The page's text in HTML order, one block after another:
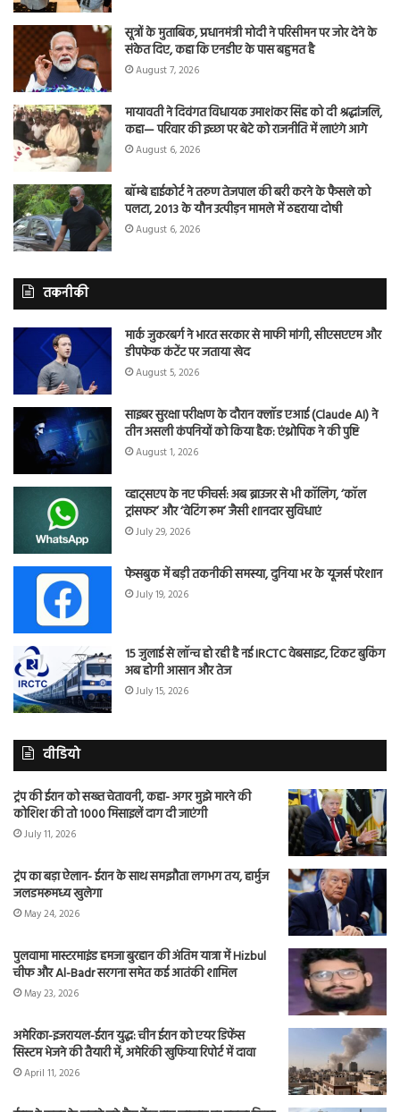
सूत्रों के मुताबिक, प्रधानमंत्री मोदी ने परिसीमन पर जोर देने के
संकेत दिए, कहा कि एनडीए के पास बहुमत है
August 7, 2026
मायावती ने दिवंगत विधायक उमाशंकर सिंह को दी श्रद्धांजलि,
कहा— परिवार की इच्छा पर बेटे को राजनीति में लाएंगे आगे
August 6, 2026
बॉम्बे हाईकोर्ट ने तरुण तेजपाल की बरी करने के फैसले को
पलटा, 2013 के यौन उत्पीड़न मामले में ठहराया दोषी
August 6, 2026
तकनीकी
मार्क जुकरबर्ग ने भारत सरकार से माफी मांगी, सीएसएएम और
डीपफेक कंटेंट पर जताया खेद
August 5, 2026
साइबर सुरक्षा परीक्षण के दौरान क्लॉड एआई (Claude AI) ने
तीन असली कंपनियों को किया हैक: एंथ्रोपिक ने की पुष्टि
August 1, 2026
व्हाट्सएप के नए फीचर्स: अब ब्राउजर से भी कॉलिंग, ‘कॉल
ट्रांसफर’ और ‘वेटिंग रूम’ जैसी शानदार सुविधाएं
July 29, 2026
फेसबुक में बड़ी तकनीकी समस्या, दुनिया भर के यूजर्स परेशान
July 19, 2026
15 जुलाई से लॉन्च हो रही है नई IRCTC वेबसाइट, टिकट बुकिंग
अब होगी आसान और तेज
July 15, 2026
वीडियो
ट्रंप की ईरान को सख्त चेतावनी, कहा- अगर मुझे मारने की
कोशिश की तो 1000 मिसाइलें दाग दी जाएंगी
July 11, 2026
ट्रंप का बड़ा ऐलान- ईरान के साथ समझौता लगभग तय, हार्मुज
जलडमरूमध्य खुलेगा
May 24, 2026
पुलवामा मास्टरमाइंड हमजा बुरहान की अंतिम यात्रा में Hizbul
चीफ और Al-Badr सरगना समेत कई आतंकी शामिल
May 23, 2026
अमेरिका-इजरायल-ईरान युद्ध: चीन ईरान को एयर डिफेंस
सिस्टम भेजने की तैयारी में, अमेरिकी खुफिया रिपोर्ट में दावा
April 11, 2026